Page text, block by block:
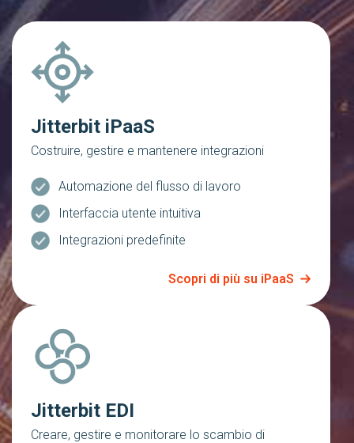
Jitterbit iPaaS
Costruire, gestire e mantenere integrazioni
Automazione del flusso di lavoro
Interfaccia utente intuitiva
Integrazioni predefinite
Scopri di più su iPaaS
Jitterbit EDI
Creare, gestire e monitorare lo scambio di